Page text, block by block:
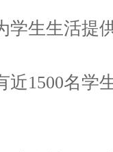
生生活提
近1500名学